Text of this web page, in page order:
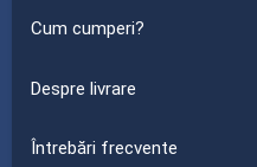
Cum cumperi?
Despre livrare
Întrebări frecvente